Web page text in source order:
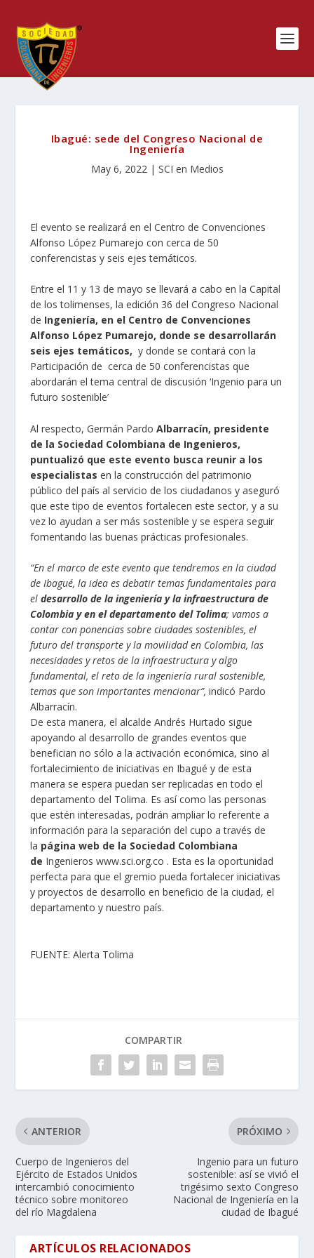
Ibagué: sede del Congreso Nacional de
Ingeniería
May 6, 2022| SCI en Medios
El evento se realizará en el Centro de Convenciones
Alfonso López Pumarejo con cerca de 50
conferencistas y seis ejes temáticos.
Entre el 11 y 13 de mayo se llevará a cabo en la Capital
de los tolimenses, la edición 36 del Congreso Nacional
de Ingeniería, en el Centro de Convenciones
Alfonso López Pumarejo, donde se desarrollarán
seis ejes temáticos, y donde se contará con la
Participación de cerca de 50 conferencistas que
abordarán el tema central de discusión ‘Ingenio para un
futuro sostenible’
Al respecto, Germán Pardo Albarracín, presidente
de la Sociedad Colombiana de Ingenieros,
puntualizó que este evento busca reunir a los
especialistas en la construcción del patrimonio
público del país al servicio de los ciudadanos y aseguró
que este tipo de eventos fortalecen este sector, y a su
vez lo ayudan a ser más sostenible y se espera seguir
fomentando las buenas prácticas profesionales.
“En el marco de este evento que tendremos en la ciudad
de Ibagué, la idea es debatir temas fundamentales para
el desarrollo de la ingeniería y la infraestructura de
Colombia y en el departamento del Tolima; vamos a
contar con ponencias sobre ciudades sostenibles, el
futuro del transporte y la movilidad en Colombia, las
necesidades y retos de la infraestructura y algo
fundamental, el reto de la ingeniería rural sostenible,
temas que son importantes mencionar”, indicó Pardo
Albarracín.
De esta manera, el alcalde Andrés Hurtado sigue
apoyando al desarrollo de grandes eventos que
benefician no sólo a la activación económica, sino al
fortalecimiento de iniciativas en Ibagué y de esta
manera se espera puedan ser replicadas en todo el
departamento del Tolima. Es así como las personas
que estén interesadas, podrán ampliar lo referente a
información para la separación del cupo a través de
la página web de la Sociedad Colombiana
de Ingenieros www.sci.org.co . Esta es la oportunidad
perfecta para que el gremio pueda fortalecer iniciativas
y proyectos de desarrollo en beneficio de la ciudad, el
departamento y nuestro país.
FUENTE: Alerta Tolima
COMPARTIR
ANTERIOR
Cuerpo de Ingenieros del
Ejército de Estados Unidos
intercambió conocimiento
técnico sobre monitoreo
del río Magdalena
PRÓXIMO
Ingenio para un futuro
sostenible: así se vivió el
trigésimo sexto Congreso
Nacional de Ingeniería en la
ciudad de Ibagué
ARTÍCULOS RELACIONADOS